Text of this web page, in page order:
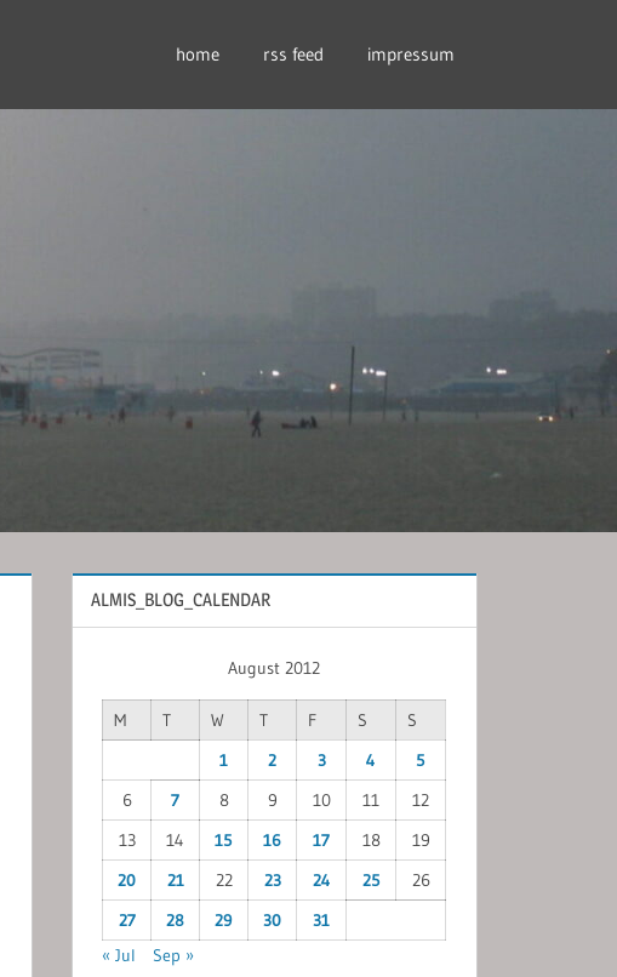
home rss feed impressum
ALMIS_BLOG_CALENDAR
August 2012
M T W T F S
S
1
2 3 4
5
6
7 8 9 10 11
12
13
14 15 16 17 18
19
20
21 22 23 24 25
26
27
28 29 30
31
« Jul
Sep »